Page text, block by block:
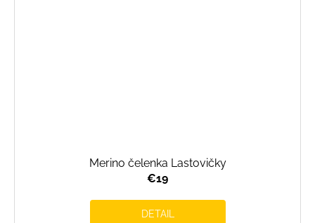
Merino čelenka Lastovičky
€19
DETAIL